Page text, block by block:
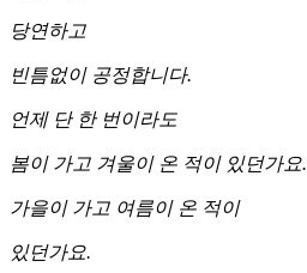
당연하고
빈틈없이 공정합니다.
언제 단 한 번이라도
봄이 가고 겨울이 온 적이 있던가요.
가을이 가고 여름이 온 적이
있던가요.